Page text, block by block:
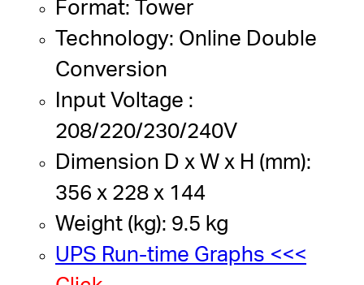
Format: Tower
Technology: Online Double
Conversion
Input Voltage :
208/220/230/240V
Dimension D x W x H (mm):
356 x 228 x 144
Weight (kg): 9.5 kg
UPS Run-time Graphs <<<